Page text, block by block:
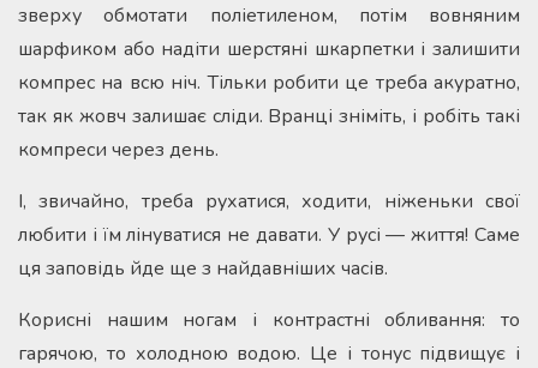
зверху обмотати поліетиленом, потім вовняним
шарфиком або надіти шерстяні шкарпетки і залишити
компрес на всю ніч. Тільки робити це треба акуратно,
так як жовч залишає сліди. Вранці зніміть, і робіть такі
компреси через день.
І, звичайно, треба рухатися, ходити, ніженьки свої
любити і їм лінуватися не давати. У русі — життя! Саме
ця заповідь йде ще з найдавніших часів.
Корисні нашим ногам і контрастні обливання: то
гарячою, то холодною водою. Це і тонус підвищує і